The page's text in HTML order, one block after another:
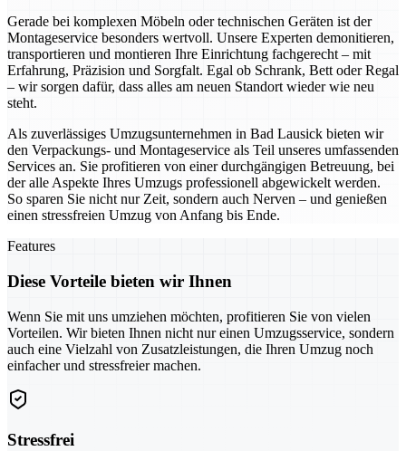
Gerade bei komplexen Möbeln oder technischen Geräten ist der
Montageservice besonders wertvoll. Unsere Experten demonitieren,
transportieren und montieren Ihre Einrichtung fachgerecht – mit
Erfahrung, Präzision und Sorgfalt. Egal ob Schrank, Bett oder Regal
– wir sorgen dafür, dass alles am neuen Standort wieder wie neu
steht.
Als zuverlässiges Umzugsunternehmen in Bad Lausick bieten wir
den Verpackungs- und Montageservice als Teil unseres umfassenden
Services an. Sie profitieren von einer durchgängigen Betreuung, bei
der alle Aspekte Ihres Umzugs professionell abgewickelt werden.
So sparen Sie nicht nur Zeit, sondern auch Nerven – und genießen
einen stressfreien Umzug von Anfang bis Ende.
Features
Diese Vorteile bieten wir Ihnen
Wenn Sie mit uns umziehen möchten, profitieren Sie von vielen
Vorteilen. Wir bieten Ihnen nicht nur einen Umzugsservice, sondern
auch eine Vielzahl von Zusatzleistungen, die Ihren Umzug noch
einfacher und stressfreier machen.
Stressfrei